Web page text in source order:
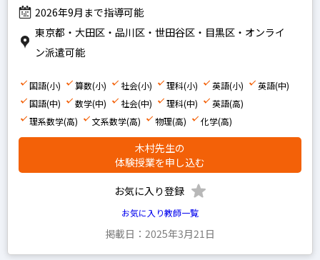
生物
地学
世界史
日本史
地理
政経
2026年9月まで指導可能
東京都・大田区・品川区・世田谷区・目黒区・オンライ
ン派遣可能
国語(小) 算数(小) 社会(小) 理科(小) 英語(小)
英語(中)
国語(中)
数学(中) 社会(中) 理科(中)
英語(高)
理系数学(高)
文系数学(高) 物理(高) 化学(高)
木村先生の
体験授業を申し込む
お気に入り登録
お気に入り教師一覧
掲載日：2025年3月21日